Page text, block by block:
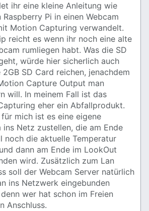
ihr eine kleine Anleitung wie
Raspberry Pi in einen Webcam
Motion Capturing verwandelt.
reicht es wenn ihr noch eine alte
rumliegen habt. Was die SD
würde hier sicherlich auch
2GB SD Card reichen, jenachdem
Capture Output man
will. In meinem Fall ist das
eher ein Abfallprodukt.
für mich ist es eine eigene
ins Netz zustellen, die am Ende
noch die aktuelle Temperatur
dann am Ende im LookOut
wird. Zusätzlich zum Lan
soll der Webcam Server natürlich
ins Netzwerk eingebunden
wer hat schon im Freien
Anschluss.